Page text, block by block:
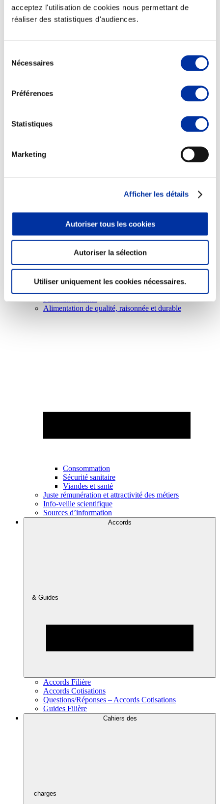
acceptez l'utilisation de cookies nous permettant de
réaliser des statistiques d'audiences.
Nécessaires
Préférences
Statistiques
Marketing
Afficher les détails
Autoriser tous les cookies
Autoriser la sélection
Utiliser uniquement les cookies nécessaires.
Elevage
Transport – mise en marché
Alimentation de qualité, raisonnée et durable
Consommation
Sécurité sanitaire
Viandes et santé
Juste rémunération et attractivité des métiers
Info-veille scientifique
Sources d’information
Accords
& Guides
Accords Filière
Accords Cotisations
Questions/Réponses – Accords Cotisations
Guides Filière
Cahiers des
charges